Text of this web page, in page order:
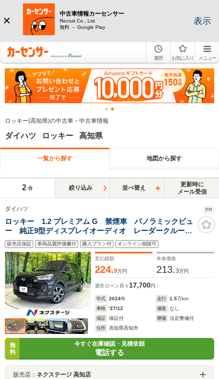
中古車情報カーセンサー
Recruit Co., Ltd.
無料 － Google Play
表示
履歴 お気に入り メニュー
ロッキー(高知県)の中古車・中古車情報
ダイハツ ロッキー 高知県
一覧から探す 地図から探す
2 台 絞り込み 並べ替え
更新時に
メール受信
ダイハツ PR
ロッキー 1.2 プレミアム G 禁煙車 パノラミックビュ
ー 純正9型ディスプレイオーディオ レーダークルー
ズ スマートキー シートヒーター LEDヘッド 純正
17インチアルミ クリアランスソナー Bluetooth再生
販売店保証 車両品質評価書付 購入プラン付 オンライン相談可
支払総額
224.9万円
本体価格
213.3万円
通常ローン 月々17,700円
年式 2024年 走行 1.5万km
車検
'27/12 修復
なし
保証
保証付 整備
法定整備付
住所
高知県高知市
無
料
今すぐ在庫確認・見積依頼
電話する
販売店： ネクステージ 高知店